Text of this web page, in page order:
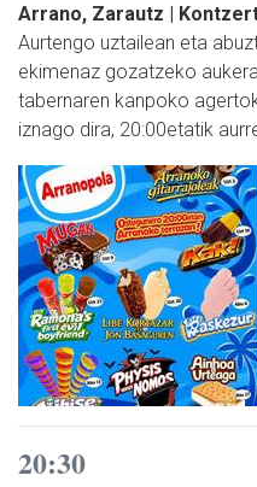
Arrano, Zarautz |
Aurtengo uztailean eta
ekimenaz gozatzeko
tabernaren kanpoko
iznago dira, 20:00etatik
20:30